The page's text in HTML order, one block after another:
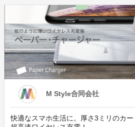
M Style合同会社
快適なスマホ生活に。厚さ3ミリのカ